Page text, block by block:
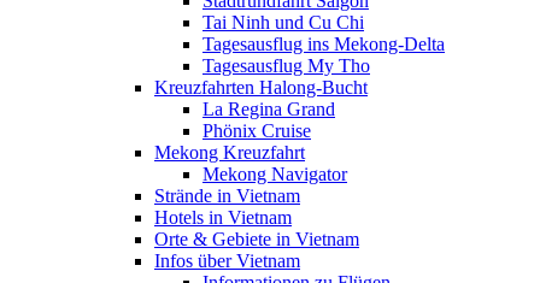
Tai Ninh und Cu Chi
Tagesausflug ins Mekong-Delta
Tagesausflug My Tho
Kreuzfahrten Halong-Bucht
La Regina Grand
Phönix Cruise
Mekong Kreuzfahrt
Mekong Navigator
Strände in Vietnam
Hotels in Vietnam
Orte & Gebiete in Vietnam
Infos über Vietnam